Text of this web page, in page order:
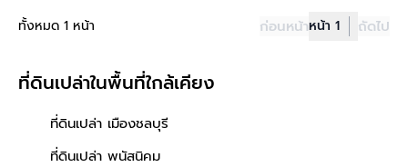
ทั้งหมด 1 หน้า ก่อนหน้าหน้า 1 ถัดไป
ที่ดินเปล่าในพื้นที่ใกล้เคียง
ที่ดินเปล่า เมืองชลบุรี
ที่ดินเปล่า พนัสนิคม